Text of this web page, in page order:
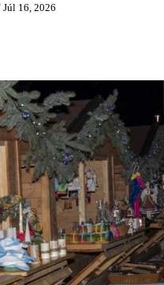
Júl 16, 2026